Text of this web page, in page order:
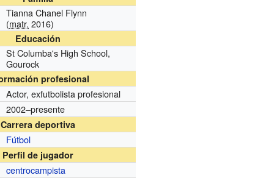
Tianna Chanel Flynn
(matr. 2016)
Educación
St Columba's High School,
Gourock
profesional
Actor, exfutbolista profesional
2002–presente
Carrera deportiva
Fútbol
Perfil de jugador
centrocampista